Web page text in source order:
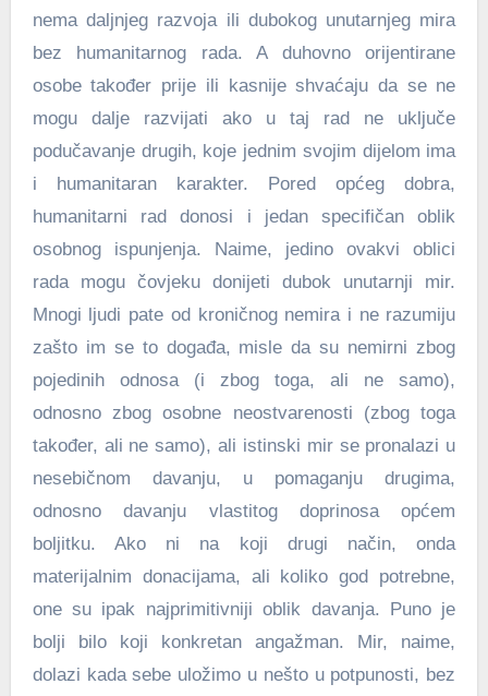
nema daljnjeg razvoja ili dubokog unutarnjeg mira
bez humanitarnog rada. A duhovno orijentirane
osobe također prije ili kasnije shvaćaju da se ne
mogu dalje razvijati ako u taj rad ne uključe
podučavanje drugih, koje jednim svojim dijelom ima
i humanitaran karakter. Pored općeg dobra,
humanitarni rad donosi i jedan specifičan oblik
osobnog ispunjenja. Naime, jedino ovakvi oblici
rada mogu čovjeku donijeti dubok unutarnji mir.
Mnogi ljudi pate od kroničnog nemira i ne razumiju
zašto im se to događa, misle da su nemirni zbog
pojedinih odnosa (i zbog toga, ali ne samo),
odnosno zbog osobne neostvarenosti (zbog toga
također, ali ne samo), ali istinski mir se pronalazi u
nesebičnom davanju, u pomaganju drugima,
odnosno davanju vlastitog doprinosa općem
boljitku. Ako ni na koji drugi način, onda
materijalnim donacijama, ali koliko god potrebne,
one su ipak najprimitivniji oblik davanja. Puno je
bolji bilo koji konkretan angažman. Mir, naime,
dolazi kada sebe uložimo u nešto u potpunosti, bez